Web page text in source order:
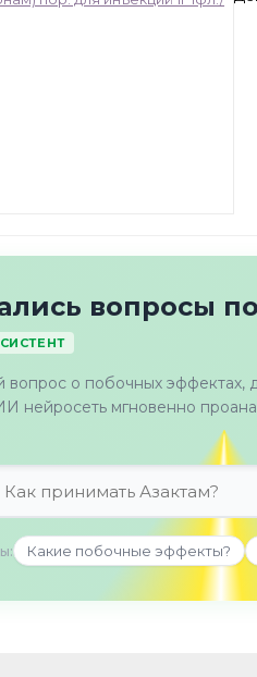
вопросы
вопрос о побочных эффектах,
нейросеть мгновенно
Какие побочные эффекты?